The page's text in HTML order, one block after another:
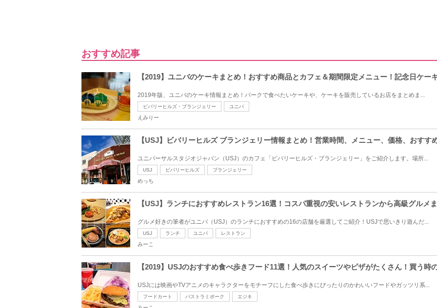
おすすめ記事
【2019】ユニバのケーキまとめ！おすすめ商品とカフェ＆期間限定メニュー！記念日ケー
2019年版、ユニバのケーキ情報まとめ！パークで食べたいケーキや、ケーキを販売しているお店をまとめま...
ビバリーヒルズ・ブランジェリー ユニバ
えみりー
【USJ】ビバリーヒルズ ブランジェリー情報まとめ！営業時間、メニュー、価格、おすす
ユニバーサルスタジオジャパン（USJ）のカフェ「ビバリーヒルズ・ブランジェリー」をご紹介します。場所...
USJ ビバリーヒルズ ブランジェリー
めっち
【USJ】ランチにおすすめレストラン16選！コスパ重視の安いレストランから高級グルメ
グルメ好きの筆者がユニバ（USJ）のランチにおすすめの16の店舗を厳選してご紹介！USJで思いきり遊んだ...
USJ ランチ ユニバ レストラン
みーこ
【2019】USJのおすすめ食べ歩きフード11選！人気のスイーツやピザがたくさん！買う時
USJには映画やTVアニメのキャラクターをモチーフにした食べ歩きにぴったりのかわいいフードやガッツリ系...
フードカート パストラミポーク エジキ